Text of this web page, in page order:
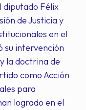
diputado Félix
de Justicia y
en el
su intervención
la doctrina de
como Acción
para
logrado en el